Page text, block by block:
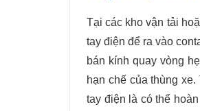
Tại các kho vận tải
tay điện để ra vào
bán kính quay vòng
hạn chế của thùng
tay điện là có thể